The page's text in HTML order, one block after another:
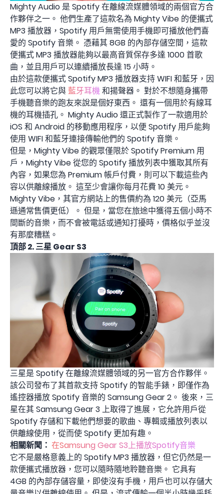
Mighty Audio 是 Spotify 在離線流媒體領域的兩個官方合
作夥伴之一。 他們生產了這款名為 Mighty Vibe 的便攜式
MP3 播放器，Spotify 用戶無需使用手機即可播放他們喜
愛的 Spotify 音樂。 憑藉其 8GB 的​​內部存儲空間，這款
便攜式 MP3 播放器能夠以最高音質保存多達 1000 首歌
曲，並且用戶可以連續播放長達 15 小時。
由於這款便攜式 Spotify MP3 播放器支持 WIFI 和藍牙，因
此您可以將它與藍牙耳機和揚聲器。 對於不想隨身攜帶
手機聽音樂的跑友來說是個好東西。 還有一個用於有線耳
機的耳機插孔。 Mighty Audio 還正式製作了一款適用於
iOS 和 Android 的移動應用程序，以便 Spotify 用戶能夠
使用 WIFI 和藍牙連接傳輸他們的 Spotify 音樂。
但是，Mighty Vibe 的觀眾僅限於 Spotify Premium 用
戶，Mighty Vibe 從您的 Spotify 播放列表中獲取其所有
內容，如果您為 Premium 帳戶付費，則可以下載這些內
容以供離線播放。 這至少會讓你每月花費 10 美元。
Mighty Vibe，其官方網站上的售價約為 120 美元（亞馬
遜通常售價更低）。 但是，當您在旅途中獲得五個小時不
間斷的音樂，而不會被電話或通知打擾時，價格似乎並沒
有那麼糟糕。
頂部 2. 三星 Gear S3
三星是 Spotify 在離線流媒體領域的另一官方合作夥伴。
該公司發布了其首款支持 Spotify 的智能手錶，即僅作為
遙控器播放 Spotify 音樂的 Samsung Gear 2。 後來，三
星在其 Samsung Gear 3 上取得了進展，它允許用戶從
Spotify 存儲和下載他們想要的歌曲、專輯或播放列表以
供離線使用，從而使 Spotify 更加有趣。
相關新聞： 在Samsung Gear S3上播放Spotify音樂
它不是嚴格意義上的 Spotify MP3 播放器，但它仍然是一
款便攜式播放器，您可以隨時隨地聆聽音樂。 它具有
4GB 的內部存儲容量，即使沒有手機，用戶也可以存儲大